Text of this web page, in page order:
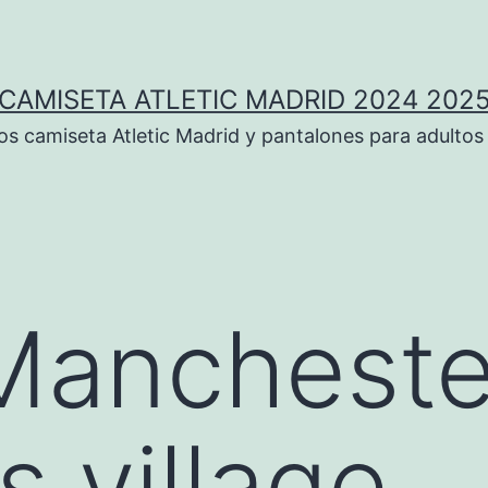
CAMISETA ATLETIC MADRID 2024
camiseta Atletic Madrid y pantalones para